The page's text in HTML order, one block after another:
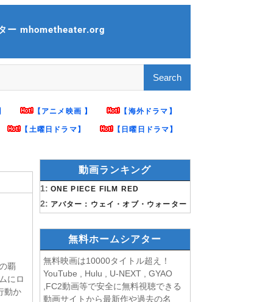
ー mhometheater.org
【アニメ映画 】 【海外ドラマ】
【土曜日ドラマ】 【日曜日ドラマ】
覇
にロ
動か
動画ランキング
1: ONE PIECE FILM RED
2: アバター：ウェイ・オブ・ウォーター
無料ホームシアター
無料映画は10000タイトル超え！
YouTube , Hulu , U-NEXT , GYAO
,FC2動画等で安全に無料視聴できる
動画サイトから最新作や過去の名